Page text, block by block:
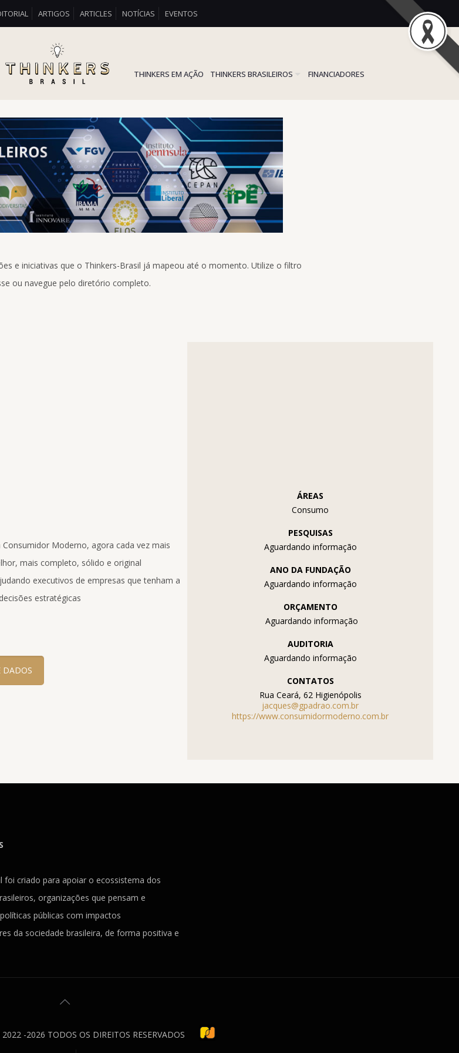
ARTIGOS ARTICLES NOTÍCIAS EVENTOS
THINKERS EM AÇÃO THINKERS BRASILEIROS FINANCIADORES
e iniciativas que o Thinkers-Brasil já mapeou até o momento. Utilize o filtro
ou navegue pelo diretório completo.
Moderno, agora cada vez mais
mais completo, sólido e original
executivos de empresas que tenham a
estratégicas
DADOS
ÁREAS
Consumo
PESQUISAS
Aguardando informação
ANO DA FUNDAÇÃO
Aguardando informação
ORÇAMENTO
Aguardando informação
AUDITORIA
Aguardando informação
CONTATOS
Rua Ceará, 62 Higienópolis
jacques@gpadrao.com.br
https://www.consumidormoderno.com.br
foi criado para apoiar o ecossistema dos
organizações que pensam e
públicas com impactos
da sociedade brasileira, de forma positiva e
-2026 TODOS OS DIREITOS RESERVADOS